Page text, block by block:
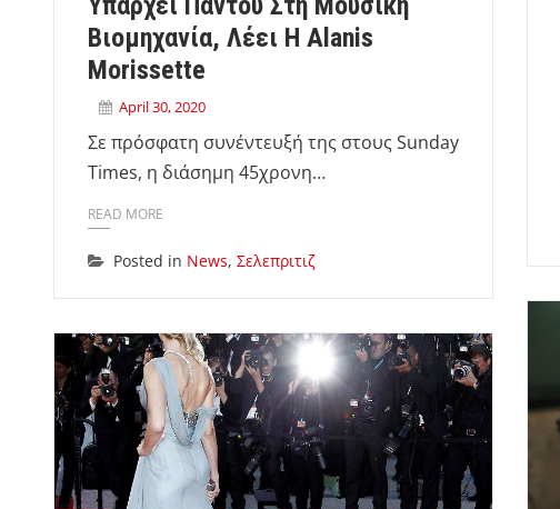
Βιομηχανία, Λέει Η Alanis
Morissette
April 30, 2020
Σε πρόσφατη συνέντευξή της στους Sunday
Times, η διάσημη 45χρονη…
READ MORE
Posted in News, Σελεπριτιζ